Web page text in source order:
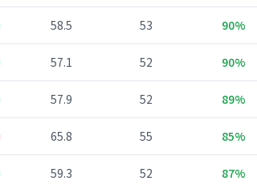
58.5 53 90%
57.1 52 90%
57.9 52 89%
65.8 55 85%
59.3 52 87%